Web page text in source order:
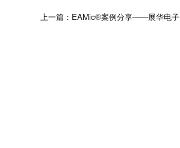
上一篇：EAMic®案例分享——展华电子